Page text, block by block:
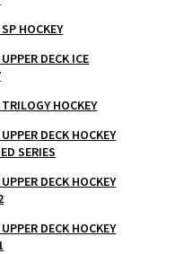
HOCKEY
DECK ICE
HOCKEY
DECK HOCKEY
SERIES
DECK HOCKEY
DECK HOCKEY